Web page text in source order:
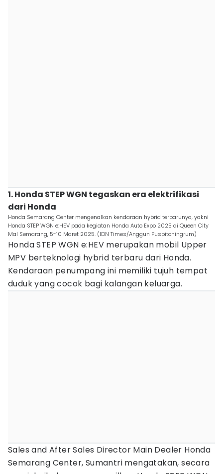
1. Honda STEP WGN tegaskan era elektrifikasi
dari Honda
Honda Semarang Center mengenalkan kendaraan hybrid terbarunya, yakni
Honda STEP WGN e:HEV pada kegiatan Honda Auto Expo 2025 di Queen City
Mal Semarang, 5-10 Maret 2025. (IDN Times/Anggun Puspitoningrum)
Honda STEP WGN e:HEV merupakan mobil Upper
MPV berteknologi hybrid terbaru dari Honda.
Kendaraan penumpang ini memiliki tujuh tempat
duduk yang cocok bagi kalangan keluarga.
Sales and After Sales Director Main Dealer Honda
Semarang Center, Sumantri mengatakan, secara